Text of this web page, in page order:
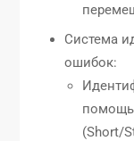
Система
ошибок:
(Short/